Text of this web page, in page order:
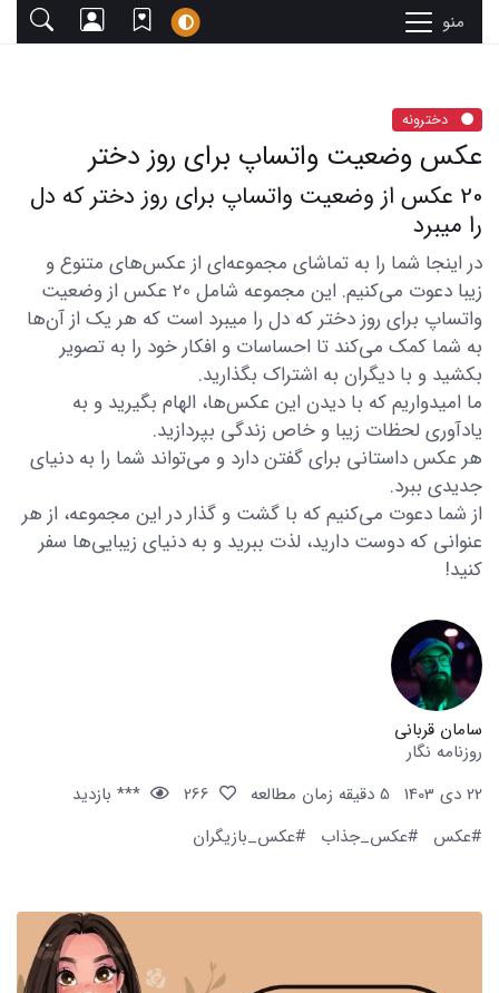
منو
دخترونه
عکس وضعیت واتساپ برای روز دختر
20 عکس از وضعیت واتساپ برای روز دختر که دل
را میبرد
در اینجا شما را به تماشای مجموعه‌ای از عکس‌های متنوع و
زیبا دعوت می‌کنیم. این مجموعه شامل 20 عکس از وضعیت
واتساپ برای روز دختر که دل را میبرد است که هر یک از آن‌ها
به شما کمک می‌کند تا احساسات و افکار خود را به تصویر
بکشید و با دیگران به اشتراک بگذارید.
ما امیدواریم که با دیدن این عکس‌ها، الهام بگیرید و به
یادآوری لحظات زیبا و خاص زندگی بپردازید.
هر عکس داستانی برای گفتن دارد و می‌تواند شما را به دنیای
جدیدی ببرد.
از شما دعوت می‌کنیم که با گشت و گذار در این مجموعه، از هر
عنوانی که دوست دارید، لذت ببرید و به دنیای زیبایی‌ها سفر
کنید!
سامان قربانی
روزنامه نگار
22 دی 1403
5 دقیقه زمان مطالعه
*** بازدید
#عکس
#عکس_جذاب #عکس_بازیگران